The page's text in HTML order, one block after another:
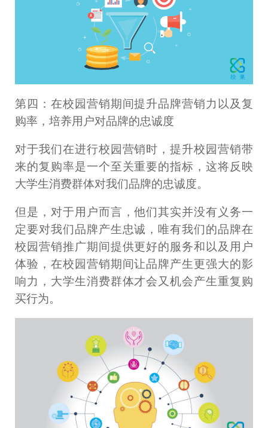
第四：在校园营销期间提升品牌营销力以及复
购率，培养用户对品牌的忠诚度
对于我们在进行校园营销时，提升校园营销带
来的复购率是一个至关重要的指标，这将反映
大学生消费群体对我们品牌的忠诚度。
但是，对于用户而言，他们其实并没有义务一
定要对我们品牌产生忠诚，唯有我们的品牌在
校园营销推广期间提供更好的服务和以及用户
体验，在校园营销期间让品牌产生更强大的影
响力，大学生消费群体才会又机会产生重复购
买行为。